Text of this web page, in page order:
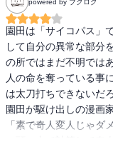
powered by ブクログ
園田は「サイコパス」
して自分の異常な部分
の所ではまだ不明では
人の命を奪っている事
は太刀打ちできないだ
園田が駆け出しの漫画
「素で奇人変人じゃダ